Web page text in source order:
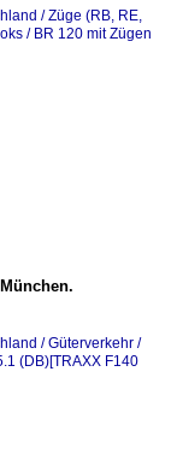
/ Züge (RB, RE,
/ BR 120 mit Zügen
/ Güterverkehr /
(DB)[TRAXX F140